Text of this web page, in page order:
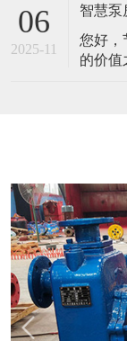
题。“
制，将
监管与
06
2025-11
您好，
的价值
原理